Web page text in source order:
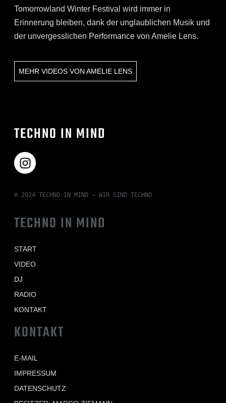
Tomorrowland Winter Festival wird immer in
Erinnerung bleiben, dank der unglaublichen Musik und
der unvergesslichen Performance von Amelie Lens.
MEHR VIDEOS VON AMELIE LENS
TECHNO IN MIND
© 2024 TECHNO IN MIND – WIR SIND TECHNO
TECHNO IN MIND
START
VIDEO
DJ
RADIO
KONTAKT
KONTAKT
E-MAIL
IMPRESSUM
DATENSCHUTZ